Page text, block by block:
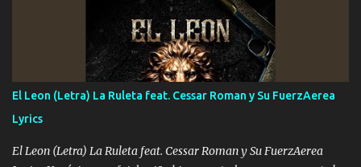
A veces me pongo un sombrero a veces me ven la cachucha de lado
con la mirada siempre en alto A veces me fajó una super o a veces
me fajó una Glock siempre armado todas las generaciones yo
traigo El chiste es que hago lo que quiero pues así soy me mandó
yo tengo el control a todos yo les paro el dedo soy hocicon un
malcriado un malandrón Que Les importa no saben nada falsas
las risas las que me miran hay gente corriente no quieren ve...
El Leon (Letra) La Ruleta feat. Cessar Roman y Su FuerzAerea
Lyrics
El Leon (Letra) La Ruleta feat. Cessar Roman y Su FuerzAerea